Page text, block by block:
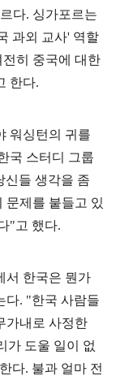
다. 싱가포르는
과외 교사' 역할
히 중국에 대한
한다.
워싱턴의 귀를
국 스터디 그룹
신들 생각을 좀
문제를 붙들고 있
"고 했다.
서 한국은 뭔가
다. "한국 사람들
가내로 사정한
가 도울 일이 없
다. 불과 얼마 전